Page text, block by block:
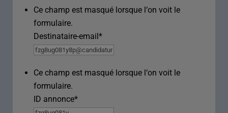
Ce champ est masqué lorsque l‘on voit le
formulaire.
Destinataire-email*
Ce champ est masqué lorsque l‘on voit le
formulaire.
ID annonce*